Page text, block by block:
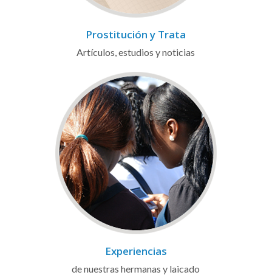
Prostitución y Trata
Artículos, estudios y noticias
Experiencias
de nuestras hermanas y laicado